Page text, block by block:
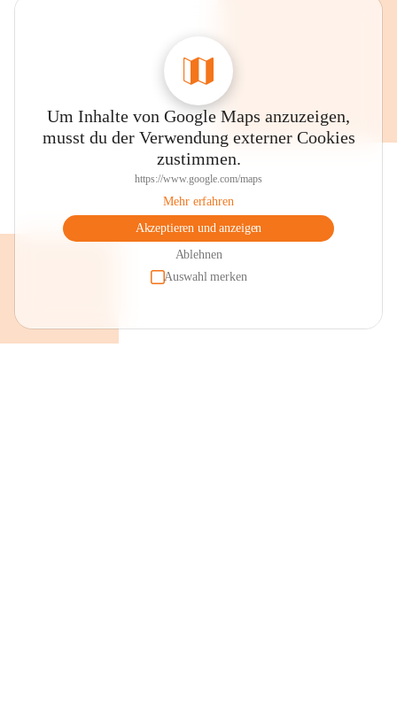
Um Inhalte von Google Maps anzuzeigen,
musst du der Verwendung externer Cookies
zustimmen.
https://www.google.com/maps
Mehr erfahren
Akzeptieren und anzeigen
Ablehnen
Auswahl merken